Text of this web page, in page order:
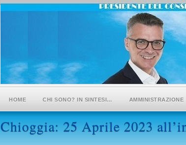
HOME CHI SONO? IN SINTESI… AMMINISTRAZIONE
Chioggia: 25 Aprile 2023